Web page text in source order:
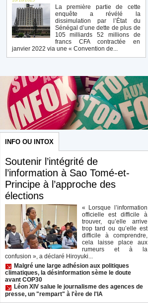
La première partie de cette
enquête a révélé la
dissimulation par l’État du
Sénégal d’une dette de plus de
105 milliards 52 millions de
francs CFA contractée en
janvier 2022 via une « Convention de...
INFO OU INTOX
Soutenir l’intégrité de
l’information à Sao Tomé-et-
Principe à l’approche des
élections
« Lorsque l’information
officielle est difficile à
trouver, qu’elle arrive
trop tard ou qu’elle est
difficile à comprendre,
cela laisse place aux
rumeurs et à la
confusion », a déclaré Hiroyuki...
Malgré une large adhésion aux politiques
climatiques, la désinformation sème le doute
avant COP30
Léon XIV salue le journalisme des agences de
presse, un "rempart" à l'ère de l'IA